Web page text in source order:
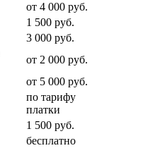
от 4 000 руб.
1 500 руб.
3 000 руб.
от 2 000 руб.
от 5 000 руб.
по тарифу
платки
1 500 руб.
бесплатно